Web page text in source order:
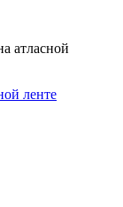
ленте